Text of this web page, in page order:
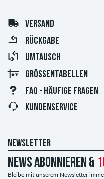
VERSAND
RÜCKGABE
UMTAUSCH
GRÖSSENTABELLEN
FAQ - HÄUFIGE FRAGEN
KUNDENSERVICE
NEWSLETTER
News abonnieren &
Bleibe mit unserem Newsletter